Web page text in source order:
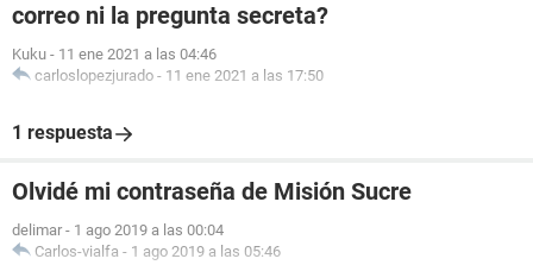
correo ni la pregunta secreta?
Kuku - 11 ene 2021 a las 04:46
carloslopezjurado - 11 ene 2021 a las 17:50
1 respuesta
Olvidé mi contraseña de Misión Sucre
delimar - 1 ago 2019 a las 00:04
Carlos-vialfa - 1 ago 2019 a las 05:46